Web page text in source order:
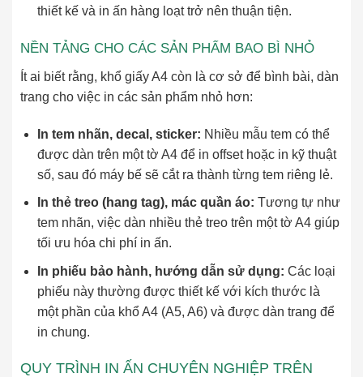
thiết kế và in ấn hàng loạt trở nên thuận tiện.
NỀN TẢNG CHO CÁC SẢN PHẨM BAO BÌ NHỎ
Ít ai biết rằng, khổ giấy A4 còn là cơ sở để bình bài, dàn
trang cho việc in các sản phẩm nhỏ hơn:
In tem nhãn, decal, sticker: Nhiều mẫu tem có thể
được dàn trên một tờ A4 để in offset hoặc in kỹ thuật
số, sau đó máy bế sẽ cắt ra thành từng tem riêng lẻ.
In thẻ treo (hang tag), mác quần áo: Tương tự như
tem nhãn, việc dàn nhiều thẻ treo trên một tờ A4 giúp
tối ưu hóa chi phí in ấn.
In phiếu bảo hành, hướng dẫn sử dụng: Các loại
phiếu này thường được thiết kế với kích thước là
một phần của khổ A4 (A5, A6) và được dàn trang để
in chung.
QUY TRÌNH IN ẤN CHUYÊN NGHIỆP TRÊN